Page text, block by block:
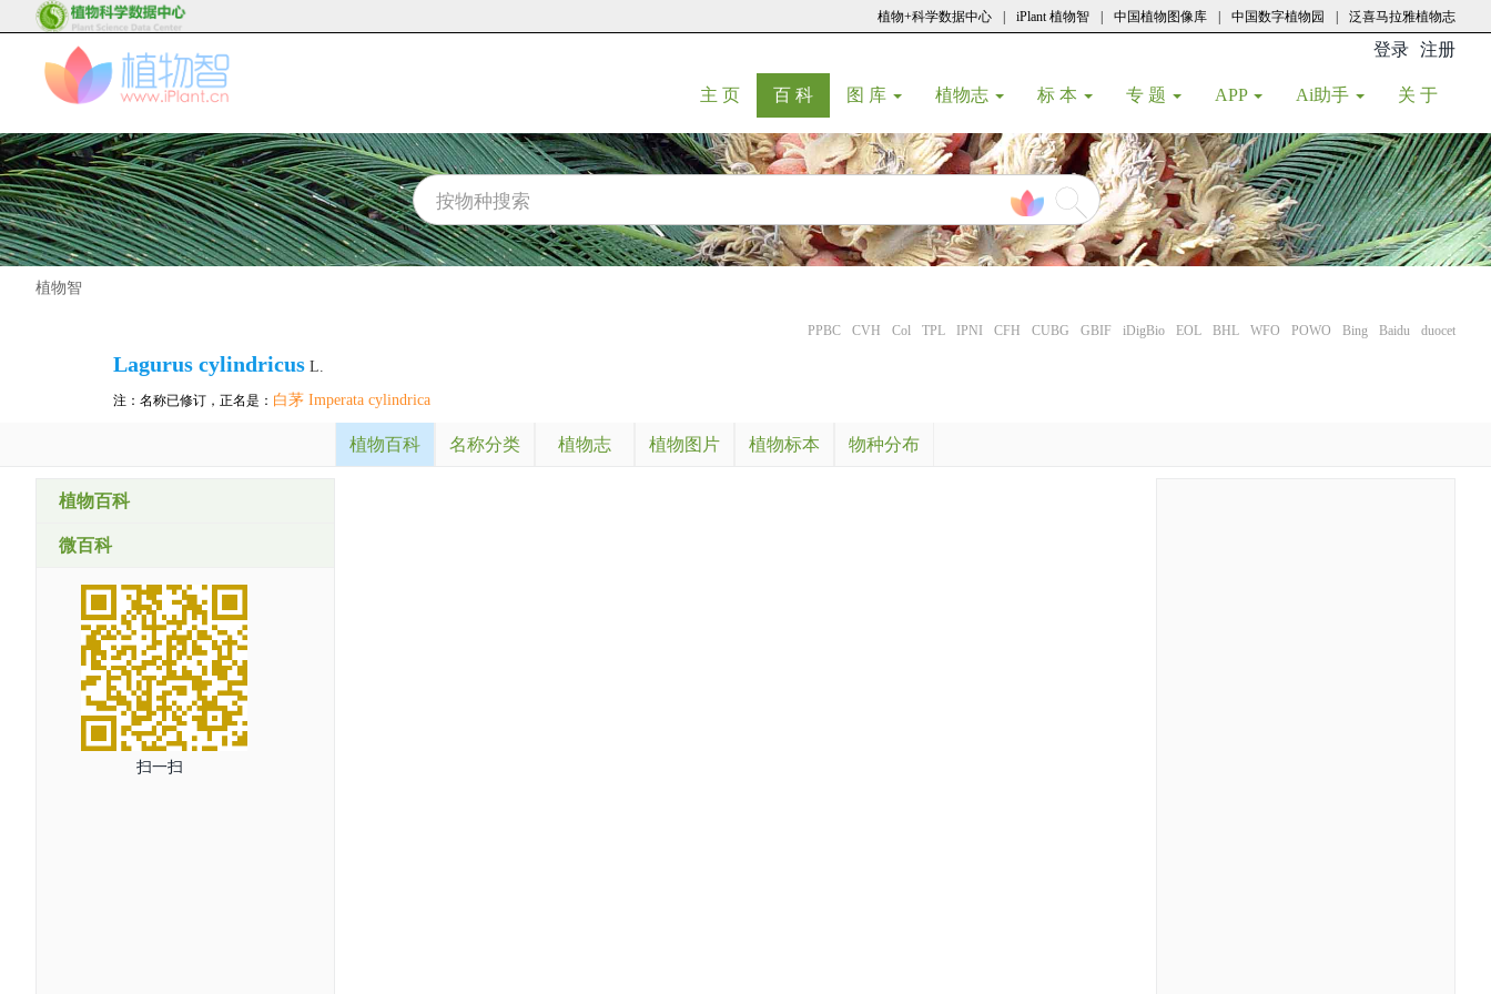
植物+科学数据中心 iPlant 植物智 中国植物图像库 中国数字植物园 泛喜马拉雅植物志
登录 注册
主 页(current)
百 科(current)
图 库 植物志 标 本 专 题 APP Ai助手 关 于
植物智
PPBC CVH Col TPL IPNI CFH CUBG GBIF iDigBio EOL BHL WFO POWO Bing Baidu duocet
Lagurus cylindricus L.
注：名称已修订，正名是： 白茅 Imperata cylindrica
植物百科 名称分类 植物志 植物图片 植物标本 物种分布
植物百科
微百科
扫一扫